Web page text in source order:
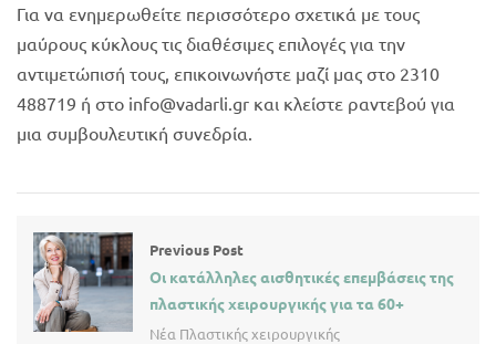
Για να ενημερωθείτε περισσότερο σχετικά με τους
μαύρους κύκλους τις διαθέσιμες επιλογές για την
αντιμετώπισή τους, επικοινωνήστε μαζί μας στο 2310
488719 ή στο info@vadarli.gr και κλείστε ραντεβού για
μια συμβουλευτική συνεδρία.
Previous Post
Οι κατάλληλες αισθητικές επεμβάσεις της
πλαστικής χειρουργικής για τα 60+
Νέα Πλαστικής χειρουργικής